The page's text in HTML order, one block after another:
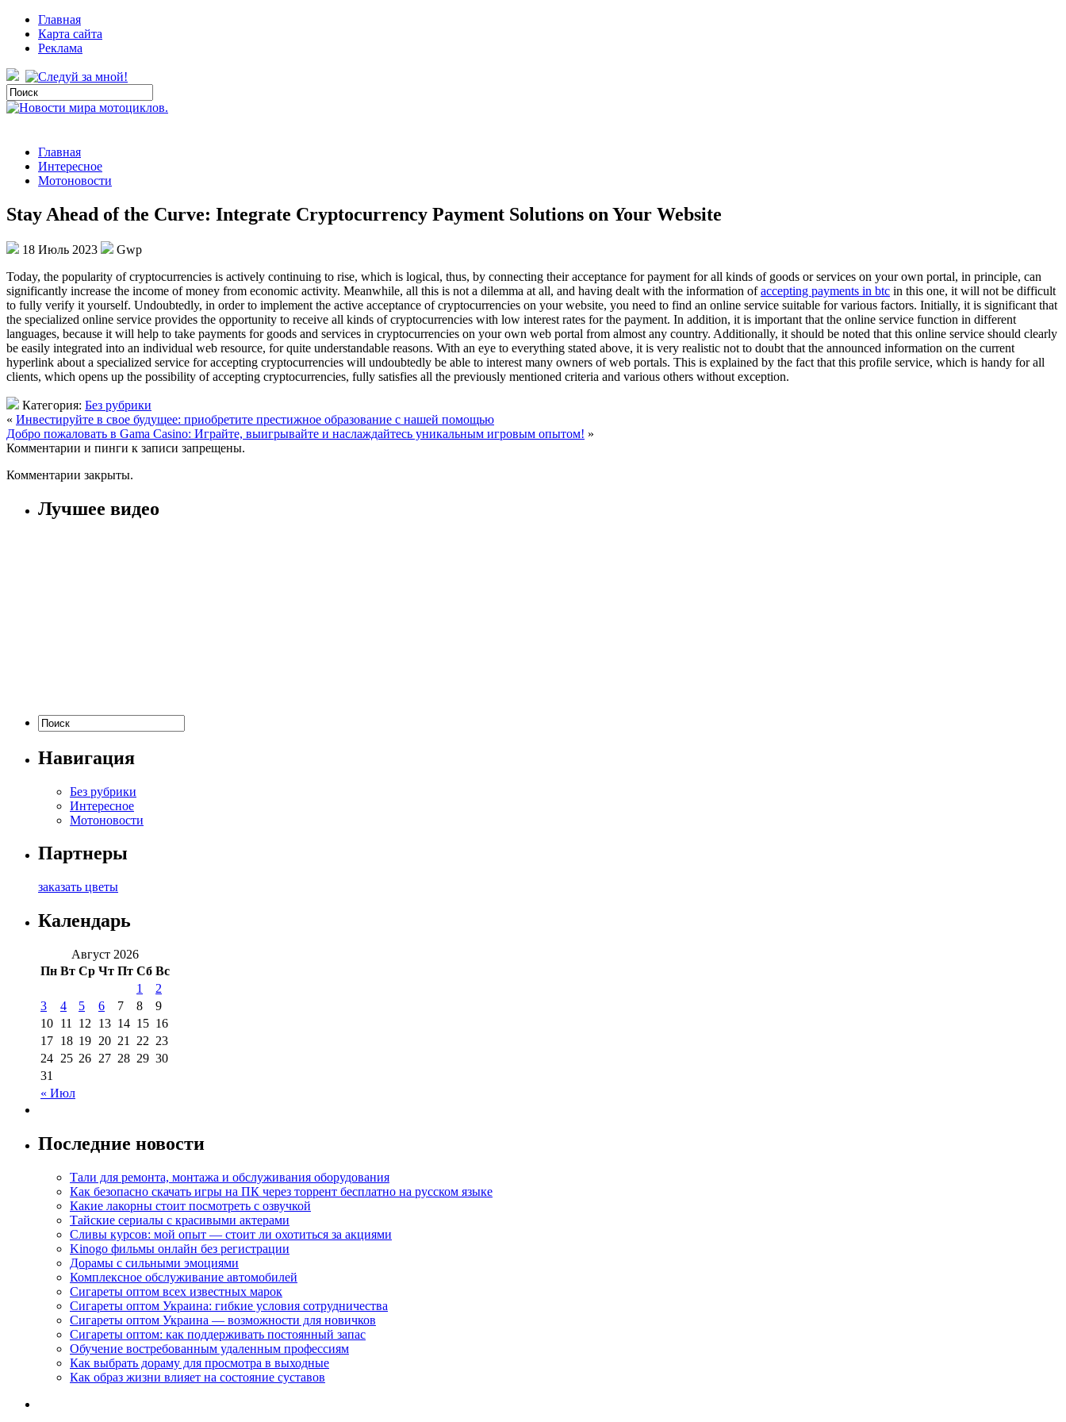
Главная
Карта сайта
Реклама
Главная
Интересное
Мотоновости
Stay Ahead of the Curve: Integrate Cryptocurrency Payment Solutions on Your Website
18 Июль 2023
Gwp
Today, the popularity of cryptocurrencies is actively continuing to rise, which is logical, thus, by connecting their acceptance for payment for all kinds of goods or services on your own portal, in principle, can
significantly increase the income of money from economic activity. Meanwhile, all this is not a dilemma at all, and having dealt with the information ofaccepting payments in btc in this one, it will not be difficult
to fully verify it yourself. Undoubtedly, in order to implement the active acceptance of cryptocurrencies on your website, you need to find an online service suitable for various factors. Initially, it is significant that
the specialized online service provides the opportunity to receive all kinds of cryptocurrencies with low interest rates for the payment. In addition, it is important that the online service function in different
languages, because it will help to take payments for goods and services in cryptocurrencies on your own web portal from almost any country. Additionally, it should be noted that this online service should clearly
be easily integrated into an individual web resource, for quite understandable reasons. With an eye to everything stated above, it is very realistic not to doubt that the announced information on the current
hyperlink about a specialized service for accepting cryptocurrencies will undoubtedly be able to interest many owners of web portals. This is explained by the fact that this profile service, which is handy for all
clients, which opens up the possibility of accepting cryptocurrencies, fully satisfies all the previously mentioned criteria and various others without exception.
Категория: Без рубрики
« Инвестируйте в свое будущее: приобретите престижное образование с нашей помощью
Добро пожаловать в Gama Casino: Играйте, выигрывайте и наслаждайтесь уникальным игровым опытом! »
Комментарии и пинги к записи запрещены.
Комментарии закрыты.
Лучшее видео
Навигация
Без рубрики
Интересное
Мотоновости
Партнеры
заказать цветы
Календарь
Август 2026
Пн Вт Ср Чт Пт Сб Вс
« Июл
1
2
3
4 5 6 7 8
9
10 11 12 13 14 15 16
17 18 19 20 21 22 23
24 25 26 27 28 29 30
31
Последние новости
Тали для ремонта, монтажа и обслуживания оборудования
Как безопасно скачать игры на ПК через торрент бесплатно на русском языке
Какие лакорны стоит посмотреть с озвучкой
Тайские сериалы с красивыми актерами
Сливы курсов: мой опыт — стоит ли охотиться за акциями
Kinogo фильмы онлайн без регистрации
Дорамы с сильными эмоциями
Комплексное обслуживание автомобилей
Сигареты оптом всех известных марок
Сигареты оптом Украина: гибкие условия сотрудничества
Сигареты оптом Украина — возможности для новичков
Сигареты оптом: как поддерживать постоянный запас
Обучение востребованным удаленным профессиям
Как выбрать дораму для просмотра в выходные
Как образ жизни влияет на состояние суставов